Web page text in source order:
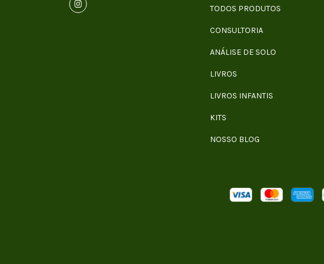
TODOS PRODUTOS
CONSULTORIA
ANÁLISE DE SOLO
LIVROS
LIVROS INFANTIS
KITS
NOSSO BLOG